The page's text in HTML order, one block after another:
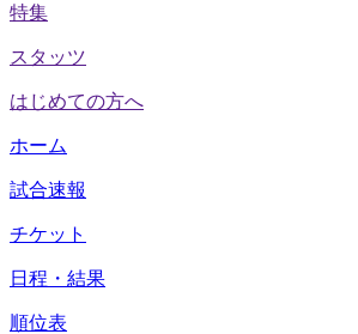
特集
スタッツ
はじめての方へ
ホーム
試合速報
チケット
日程・結果
順位表